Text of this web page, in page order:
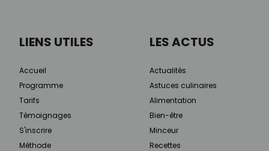
LIENS UTILES
Accueil
Programme
Tarifs
Témoignages
S'inscrire
Méthode
LES ACTUS
Actualités
Astuces culinaires
Alimentation
Bien-être
Minceur
Recettes